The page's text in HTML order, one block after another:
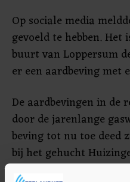
Op sociale media
gevoeld te hebben. Het
buurt van Loppersum
er een aardbeving met
De aardbevingen in de
door de jarenlange
beving tot nu toe deed
bij het gehucht
3.6.